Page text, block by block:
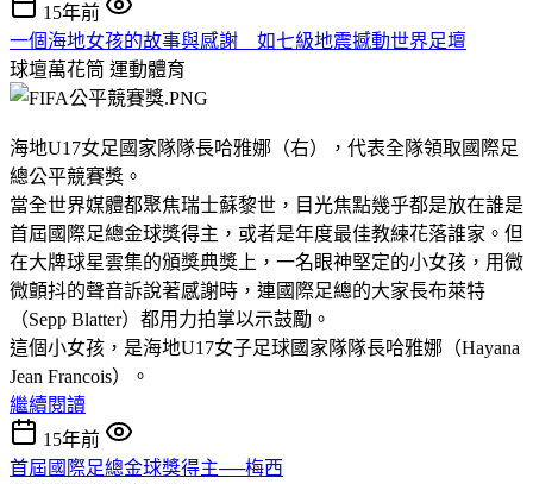
15年前
一個海地女孩的故事與感謝 如七級地震撼動世界足壇
球壇萬花筒 運動體育
海地U17女足國家隊隊長哈雅娜（右），代表全隊領取國際足
總公平競賽獎。
當全世界媒體都聚焦瑞士蘇黎世，目光焦點幾乎都是放在誰是
首屆國際足總金球獎得主，或者是年度最佳教練花落誰家。但
在大牌球星雲集的頒獎典獎上，一名眼神堅定的小女孩，用微
微顫抖的聲音訴說著感謝時，連國際足總的大家長布萊特
（Sepp Blatter）都用力拍掌以示鼓勵。
這個小女孩，是海地U17女子足球國家隊隊長哈雅娜（Hayana
Jean Francois）。
繼續閱讀
15年前
首屆國際足總金球獎得主──梅西